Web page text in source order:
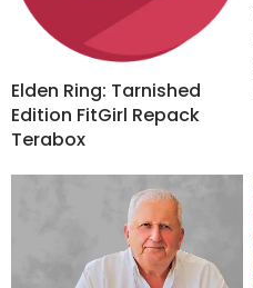
Elden Ring: Tarnished
Edition FitGirl Repack
Terabox